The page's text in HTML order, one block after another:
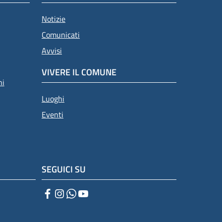
Notizie
Comunicati
Avvisi
VIVERE IL COMUNE
Luoghi
Eventi
SEGUICI SU
Facebook
Instagram
WhatsApp